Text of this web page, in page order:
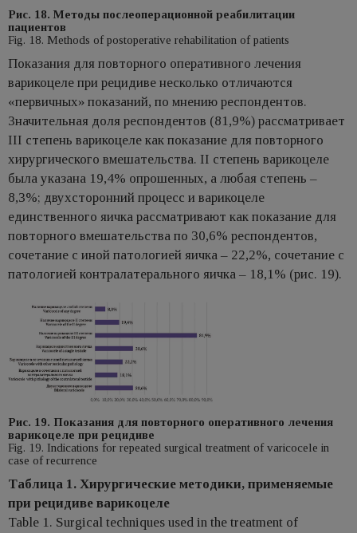
Рис. 18. Методы послеоперационной реабилитации
пациентов
Fig. 18. Methods of postoperative rehabilitation of patients
Показания для повторного оперативного лечения
варикоцеле при рецидиве несколько отличаются
«первичных» показаний, по мнению респондентов.
Значительная доля респондентов (81,9%) рассматривает
III степень варикоцеле как показание для повторного
хирургического вмешательства. II степень варикоцеле
была указана 19,4% опрошенных, а любая степень –
8,3%; двухсторонний процесс и варикоцеле
единственного яичка рассматривают как показание для
повторного вмешательства по 30,6% респондентов,
сочетание с иной патологией яичка – 22,2%, сочетание с
патологией контралатерального яичка – 18,1% (рис. 19).
Рис. 19. Показания для повторного оперативного лечения
варикоцеле при рецидиве
Fig. 19. Indications for repeated surgical treatment of varicocele in
case of recurrence
Таблица 1. Хирургические методики, применяемые
при рецидиве варикоцеле
Table 1. Surgical techniques used in the treatment of